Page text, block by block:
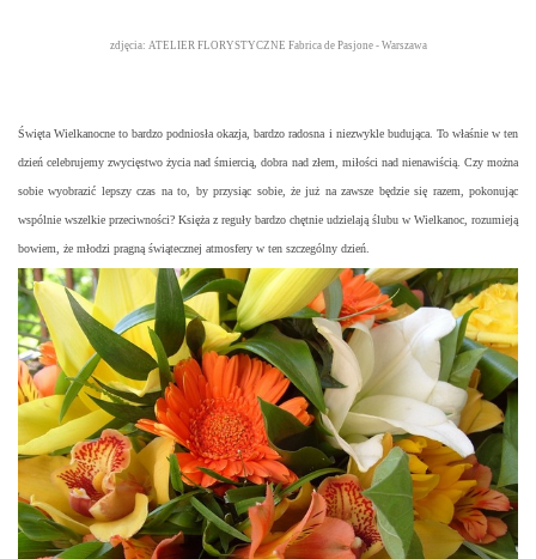
zdjęcia: ATELIER FLORYSTYCZNE Fabrica de Pasjone - Warszawa
Święta Wielkanocne to bardzo podniosła okazja, bardzo radosna i niezwykle budująca. To właśnie w ten
dzień celebrujemy zwycięstwo życia nad śmiercią, dobra nad złem, miłości nad nienawiścią. Czy można
sobie wyobrazić lepszy czas na to, by przysiąc sobie, że już na zawsze będzie się razem, pokonując
wspólnie wszelkie przeciwności? Księża z reguły bardzo chętnie udzielają ślubu w Wielkanoc, rozumieją
bowiem, że młodzi pragną świątecznej atmosfery w ten szczególny dzień.